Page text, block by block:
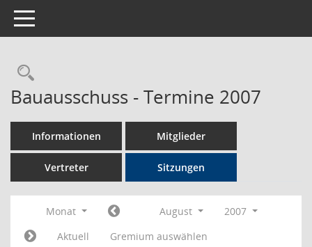
Toggle navigation
Rechercheauswahl
Bauausschuss - Termine 2007
Informationen Mitglieder
Vertreter Sitzungen
Monat August
2007
Aktuell
Gremium auswählen